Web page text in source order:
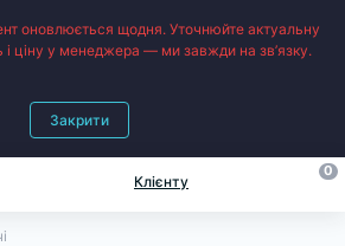
оновлюється щодня. Уточнюйте актуальну
і ціну у менеджера — ми завжди на зв’язку.
Закрити
Клієнту
0